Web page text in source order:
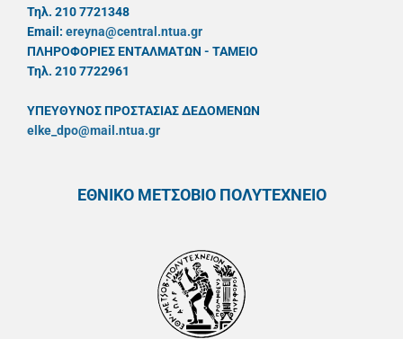
Τηλ. 210 7721348
Email: ereyna@central.ntua.gr
ΠΛΗΡΟΦΟΡΙΕΣ ΕΝΤΑΛΜΑΤΩΝ - ΤΑΜΕΙΟ
Τηλ. 210 7722961
ΥΠΕΥΘYΝΟΣ ΠΡΟΣΤΑΣΙΑΣ ΔΕΔΟΜΕΝΩΝ
elke_dpo@mail.ntua.gr
ΕΘΝΙΚΟ ΜΕΤΣΟΒΙΟ ΠΟΛΥΤΕΧΝΕΙΟ